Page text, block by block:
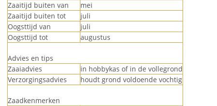
Zaaitijd buiten van
mei
Zaaitijd buiten tot
juli
Oogsttijd van
juli
Oogsttijd tot
augustus
Advies en tips
Zaaiadvies
in hobbykas of in de vollegrond
Verzorgingsadvies
houdt grond voldoende vochtig
Zaadkenmerken